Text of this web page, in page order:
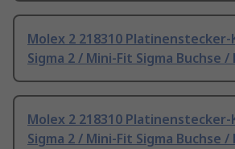
Molex 2 218310 Platinenstecker-
Sigma 2 / Mini-Fit Sigma Buchse /
Molex 2 218310 Platinenstecker-
Sigma 2 / Mini-Fit Sigma Buchse /